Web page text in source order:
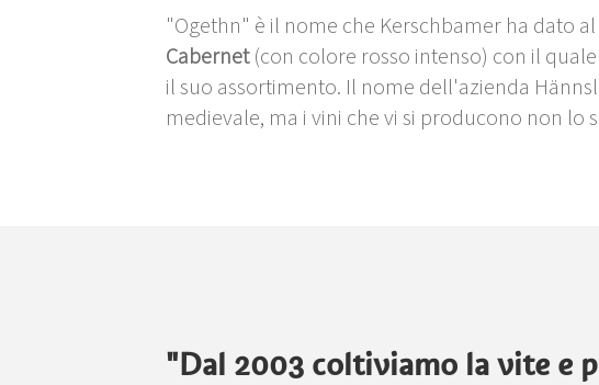
"Ogethn" è il nome che Kerschbamer ha dato
Cabernet(con colore rosso intenso) con il
il suo assortimento. Il nome dell'azienda
medievale, ma i vini che vi si producono non lo
"Dal 2003 coltiviamo la vite e